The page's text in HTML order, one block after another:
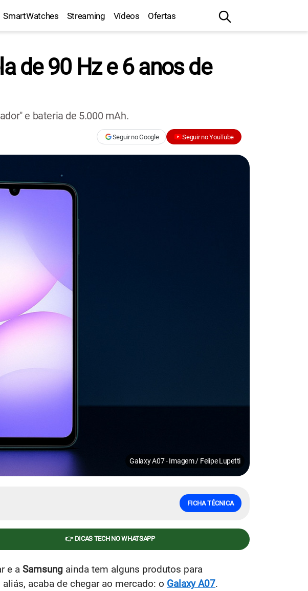
SmartWatches Streaming Vídeos Ofertas
de 90 Hz e 6 anos de
e bateria de 5.000 mAh.
Seguir no Google Seguir no YouTube
Galaxy A07 - Imagem / Felipe Lupetti
FICHA TÉCNICA
👉 DICAS TECH NO WHATSAPP
e a Samsung ainda tem alguns produtos para
acaba de chegar ao mercado: o Galaxy A07.